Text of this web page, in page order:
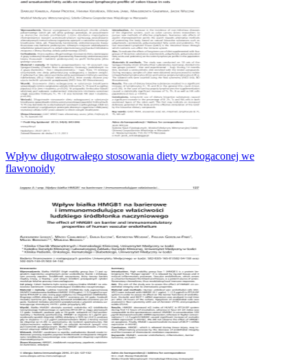
Wpływ długotrwałego stosowania diety wzbogaconej we
flawonoidy